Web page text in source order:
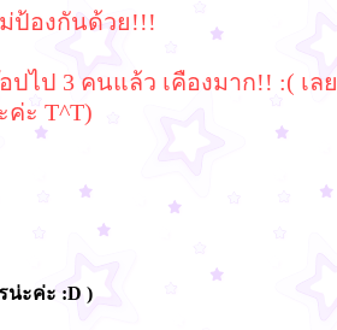
ม่ป้องกันด้วย!!!
ไป 3 คนแล้ว เคืองมาก!! :( เลย
ะ T^T)
น่ะค่ะ :D )